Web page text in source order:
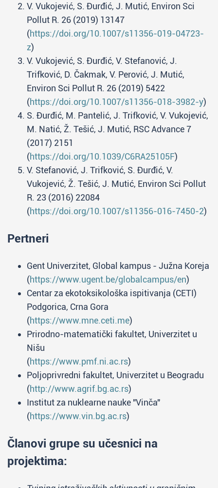
V. Vukojević, S. Đurđić, J. Mutić, Environ Sci
Pollut R. 26 (2019) 13147
(https://doi.org/10.1007/s11356-019-04723-
z)
V. Vukojević, S. Đurđić, V. Stefanović, J.
Trifković, D. Čakmak, V. Perović, J. Mutić,
Environ Sci Pollut R. 26 (2019) 5422
(https://doi.org/10.1007/s11356-018-3982-y)
S. Đurđić, M. Pantelić, J. Trifković, V. Vukojević,
M. Natić, Ž. Tešić, J. Mutić, RSC Advance 7
(2017) 2151
(https://doi.org/10.1039/C6RA25105F)
V. Stefanović, J. Trifković, S. Đurđić, V.
Vukojević, Ž. Tešić, J. Mutić, Environ Sci Pollut
R. 23 (2016) 22084
(https://doi.org/10.1007/s11356-016-7450-2)
Pertneri
Gent Univerzitet, Global kampus - Južna Koreja
(https://www.ugent.be/globalcampus/en)
Centar za ekotoksikološka ispitivanja (CETI)
Podgorica, Crna Gora
(https://www.mne.ceti.me)
Prirodno-matematički fakultet, Univerzitet u
Nišu
(https://www.pmf.ni.ac.rs)
Poljoprivredni fakultet, Univerzitet u Beogradu
(http://www.agrif.bg.ac.rs)
Institut za nuklearne nauke "Vinča"
(https://www.vin.bg.ac.rs)
Članovi grupe su učesnici na
projektima: